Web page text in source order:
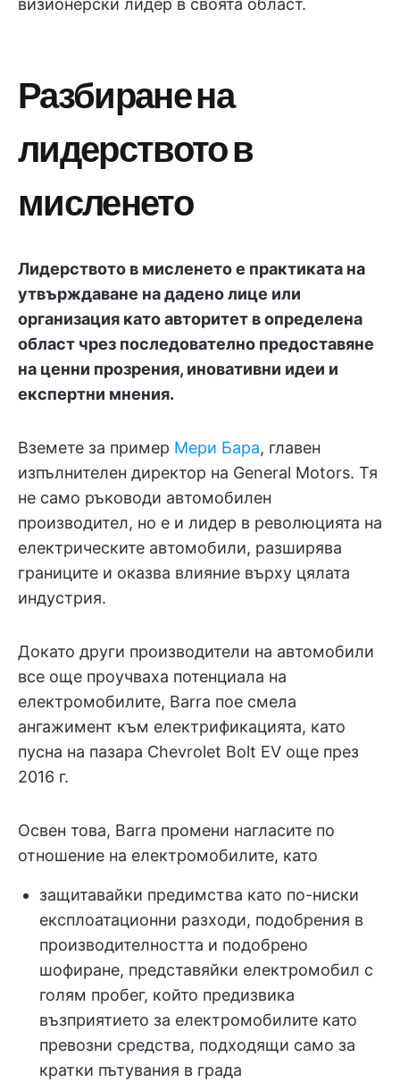
визионерски лидер в своята област.
Разбиране на
лидерството в
мисленето
Лидерството в мисленето е практиката на
утвърждаване на дадено лице или
организация като авторитет в определена
област чрез последователно предоставяне
на ценни прозрения, иновативни идеи и
експертни мнения.
Вземете за пример Мери Бара, главен
изпълнителен директор на General Motors. Тя
не само ръководи автомобилен
производител, но е и лидер в революцията на
електрическите автомобили, разширява
границите и оказва влияние върху цялата
индустрия.
Докато други производители на автомобили
все още проучваха потенциала на
електромобилите, Barra пое смела
ангажимент към електрификацията, като
пусна на пазара Chevrolet Bolt EV още през
2016 г.
Освен това, Barra промени нагласите по
отношение на електромобилите, като
защитавайки предимства като по-ниски
експлоатационни разходи, подобрения в
производителността и подобрено
шофиране, представяйки електромобил с
голям пробег, който предизвика
възприятието за електромобилите като
превозни средства, подходящи само за
кратки пътувания в града